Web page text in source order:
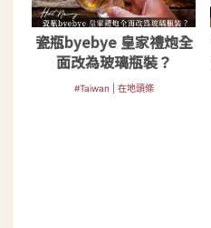
瓷瓶byebye 皇家禮炮全
面改為玻璃瓶裝？
#Taiwan | 在地頭條